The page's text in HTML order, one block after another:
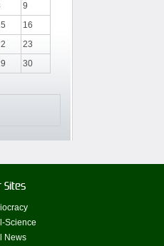
9
16
23
30
Sites
Science
News